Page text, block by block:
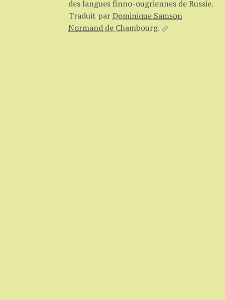
des langues finno-ougriennes de Russie.
Traduit parDominique Samson
Normand de Chambourg.